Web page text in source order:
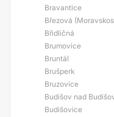
Bravantice
Březová
Břidličná
Brumovice
Bruntál
Brušperk
Bruzovice
Budišov nad
Budišovice